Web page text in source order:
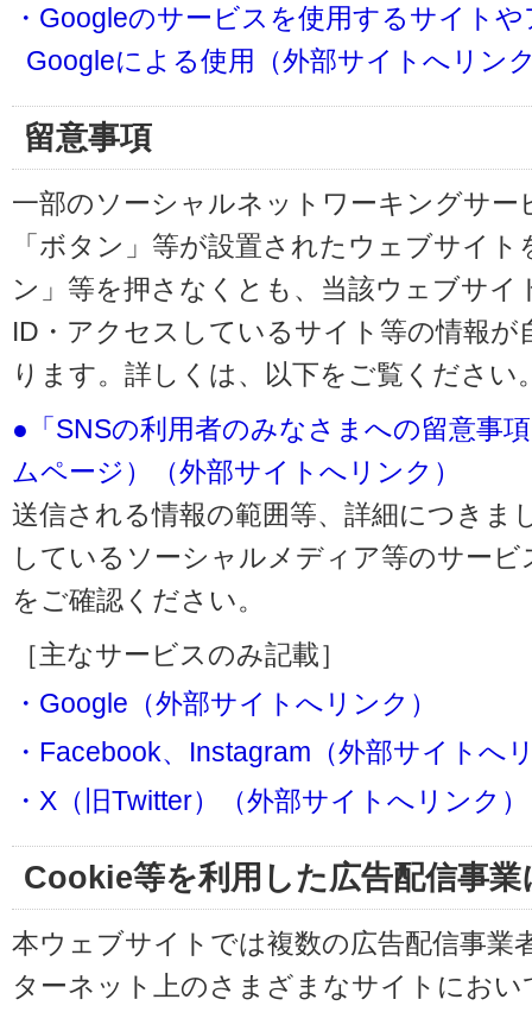
・Googleのサービスを使用するサイト
Googleによる使用（外部サイトへリン
留意事項
一部のソーシャルネットワーキングサー
「ボタン」等が設置されたウェブサイ
ン」等を押さなくとも、当該ウェブサイ
ID・アクセスしているサイト等の情報
ります。詳しくは、以下をご覧ください
●「SNSの利用者のみなさまへの留意事
ムページ）（外部サイトへリンク）
送信される情報の範囲等、詳細につきま
しているソーシャルメディア等のサー
をご確認ください。
［主なサービスのみ記載］
・Google（外部サイトへリンク）
・Facebook、Instagram（外部サイトへ
・X（旧Twitter）（外部サイトへリンク）
Cookie等を利用した広告配信事
本ウェブサイトでは複数の広告配信事業
ターネット上のさまざまなサイトにお